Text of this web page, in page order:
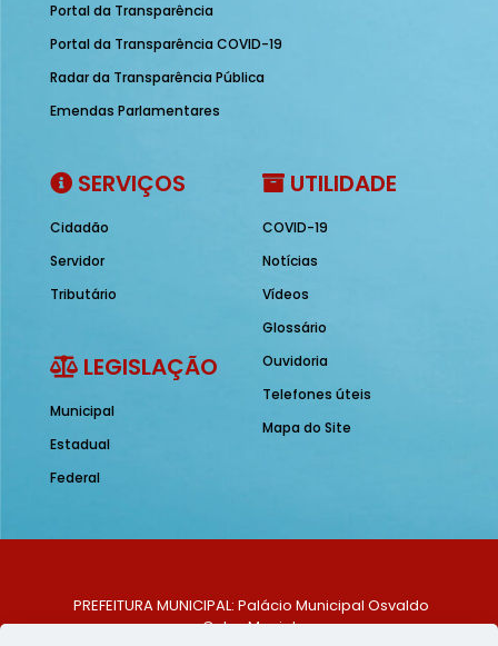
Portal da Transparência
Portal da Transparência COVID-19
Radar da Transparência Pública
Emendas Parlamentares
SERVIÇOS
Cidadão
Servidor
Tributário
LEGISLAÇÃO
Municipal
Estadual
Federal
UTILIDADE
COVID-19
Notícias
Vídeos
Glossário
Ouvidoria
Telefones úteis
Mapa do Site
PREFEITURA MUNICIPAL: Palácio Municipal Osvaldo
Celso Maciel